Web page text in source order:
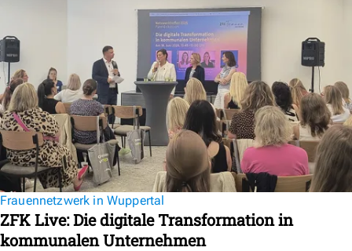
Frauennetzwerk in Wuppertal
ZFK Live: Die digitale Transformation in
kommunalen Unternehmen